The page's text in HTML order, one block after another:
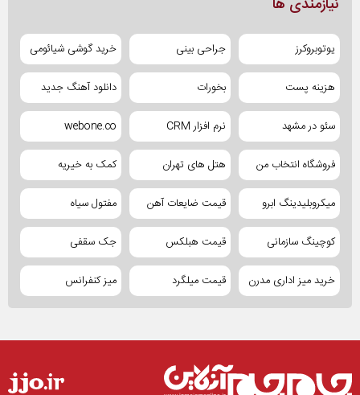
نیازمندی ها
یوتوبروکرز جراحی بینی خرید گوشی شیائومی
هزینه پست بخورات دانلود آهنگ جدید
سئو در مشهد نرم افزار CRM webone.co
فروشگاه انتخاب من هتل های تهران کمک به خیریه
میکروبلیدینگ ابرو قیمت ضایعات آهن مفتول سیاه
کوچینگ سازمانی قیمت هبلکس جک سقفی
خرید میز اداری مدرن قیمت میلگرد میز کنفرانس